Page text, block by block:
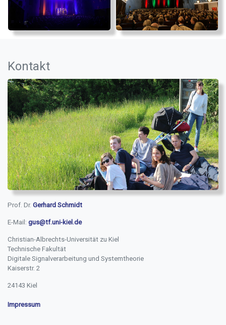
Kontakt
Prof. Dr. Gerhard Schmidt
E-Mail: gus@tf.uni-kiel.de
Christian-Albrechts-Universität zu Kiel
Technische Fakultät
Digitale Signalverarbeitung und Systemtheorie
Kaiserstr. 2
24143 Kiel
Impressum